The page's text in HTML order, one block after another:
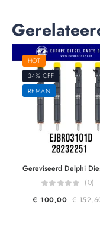
HOT
34% OFF
REMAN
(0)
€ 100,00 €